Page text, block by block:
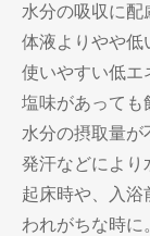
水分の吸収に配
体液よりやや低
使いやすい低エ
塩味があっても
水分の摂取量が
発汗などにより
起床時や、入
われがちな時に。